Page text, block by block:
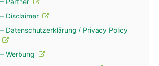
– Partner
– Disclaimer
– Datenschutzerklärung / Privacy Policy
– Werbung